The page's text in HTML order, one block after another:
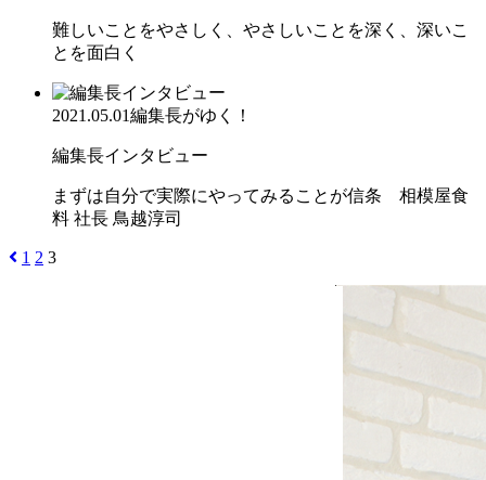
難しいことをやさしく、やさしいことを深く、深いこ
とを面白く
2021.05.01編集長がゆく！
編集長インタビュー
まずは自分で実際にやってみることが信条 相模屋食
料 社長 鳥越淳司
1 2 3